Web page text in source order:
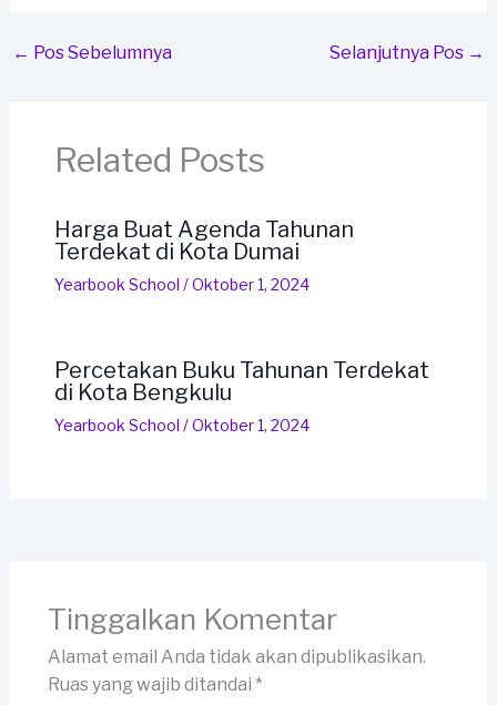
← Pos Sebelumnya Selanjutnya Pos →
Related Posts
Harga Buat Agenda Tahunan
Terdekat di Kota Dumai
Yearbook School /Oktober 1, 2024
Percetakan Buku Tahunan Terdekat
di Kota Bengkulu
Yearbook School /Oktober 1, 2024
Tinggalkan Komentar
Alamat email Anda tidak akan dipublikasikan.
Ruas yang wajib ditandai *